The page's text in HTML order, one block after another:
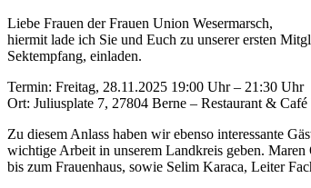
Liebe Frauen der Frauen Union Wesermarsch,
hiermit lade ich Sie und Euch zu unserer ersten
Sektempfang, einladen.
Termin: Freitag, 28.11.2025 19:00 Uhr – 21:30 Uhr
Ort: Juliusplate 7, 27804 Berne – Restaurant &
Zu diesem Anlass haben wir ebenso interessante
wichtige Arbeit in unserem Landkreis geben.
bis zum Frauenhaus, sowie Selim Karaca, Leiter